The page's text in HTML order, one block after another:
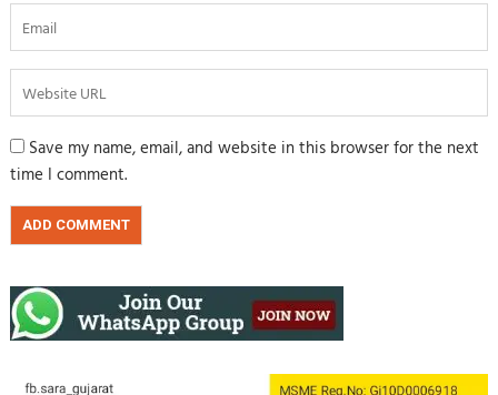
Save my name, email, and website in this browser for the next
time I comment.